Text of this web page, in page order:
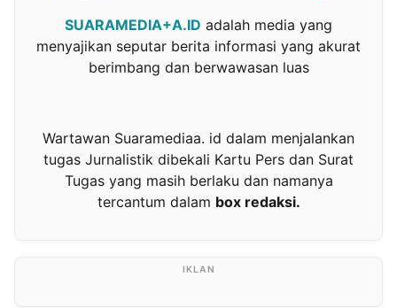
SUARAMEDIA+A.ID adalah media yang
menyajikan seputar berita informasi yang akurat
berimbang dan berwawasan luas
Wartawan Suaramediaa. id dalam menjalankan
tugas Jurnalistik dibekali Kartu Pers dan Surat
Tugas yang masih berlaku dan namanya
tercantum dalam box redaksi.